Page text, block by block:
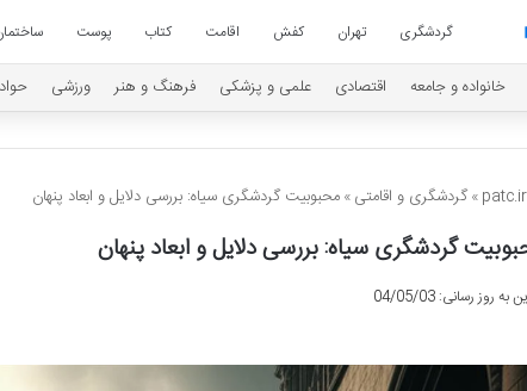
گردشگری تهران کفش اقامت کتاب پوست
خانواده و جامعه اقتصادی علمی و پزشکی فرهنگ و هنر ورزشی
patc.ir
» گردشگری و اقامتی » محبوبیت گردشگری سیاه: بررسی دلایل و ابعاد پنهان
گردشگری سیاه: بررسی دلایل و ابعاد پنهان
به روز رسانی: 04/05/03